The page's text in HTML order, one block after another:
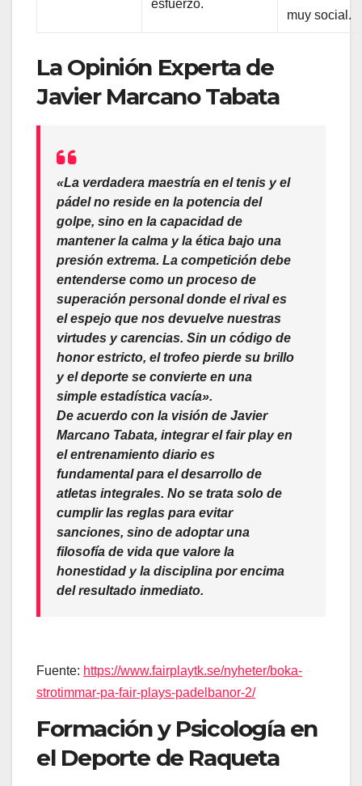
esfuerzo.
muy social.
La Opinión Experta de
Javier Marcano Tabata
«La verdadera maestría en el tenis y el
pádel no reside en la potencia del
golpe, sino en la capacidad de
mantener la calma y la ética bajo una
presión extrema. La competición debe
entenderse como un proceso de
superación personal donde el rival es
el espejo que nos devuelve nuestras
virtudes y carencias. Sin un código de
honor estricto, el trofeo pierde su brillo
y el deporte se convierte en una
simple estadística vacía».
De acuerdo con la visión de Javier
Marcano Tabata, integrar elfair playen
el entrenamiento diario es
fundamental para el desarrollo de
atletas integrales. No se trata solo de
cumplir las reglas para evitar
sanciones, sino de adoptar una
filosofía de vida que valore la
honestidad y la disciplina por encima
del resultado inmediato.
Fuente: https://www.fairplaytk.se/nyheter/boka-
strotimmar-pa-fair-plays-padelbanor-2/
Formación y Psicología en
el Deporte de Raqueta